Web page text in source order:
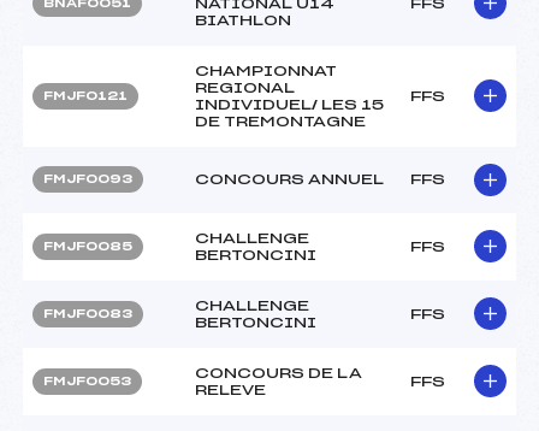
BNAF0051
NATIONAL U14
BIATHLON
FFS
FMJF0121
CHAMPIONNAT
REGIONAL
INDIVIDUEL/ LES 15
DE TREMONTAGNE
FFS
FMJF0093 CONCOURS ANNUEL FFS
FMJF0085
CHALLENGE
BERTONCINI
FFS
FMJF0083
CHALLENGE
BERTONCINI
FFS
FMJF0053
CONCOURS DE LA
RELEVE
FFS